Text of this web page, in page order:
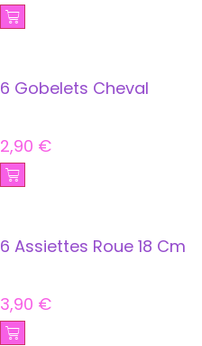
6 Gobelets Cheval
2,90 €
6 Assiettes Roue 18 Cm
3,90 €